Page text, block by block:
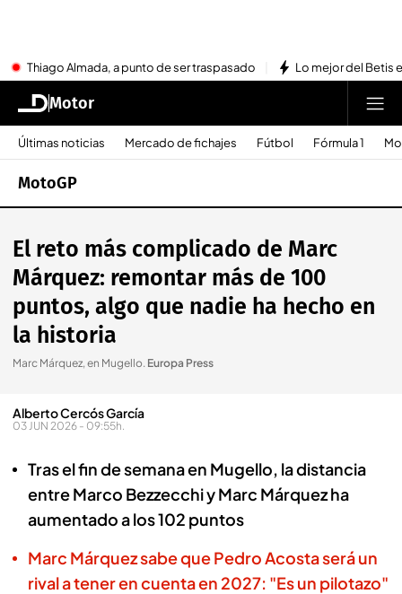
Thiago Almada, a punto de ser traspasado Lo mejor del Betis
Motor
Últimas noticias Mercado de fichajes Fútbol Fórmula 1
MotoGP
El reto más complicado de Marc
Márquez: remontar más de 100
puntos, algo que nadie ha hecho en
la historia
Marc Márquez, en Mugello. Europa Press
Alberto Cercós García
03 JUN 2026 - 09:55h.
Tras el fin de semana en Mugello, la distancia
entre Marco Bezzecchi y Marc Márquez ha
aumentado a los 102 puntos
Marc Márquez sabe que Pedro Acosta será un
rival a tener en cuenta en 2027: "Es un pilotazo"